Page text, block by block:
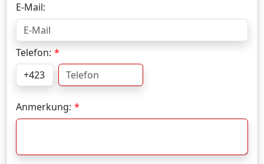
E-Mail:
Telefon:
Anmerkung: